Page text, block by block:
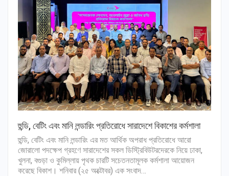
হুন্ডি, বেটিং এবং মানি লন্ডারিং প্রতিরোধে সারাদেশে বিকাশের কর্মশালা
হুন্ডি, বেটিং এবং মানি লন্ডারিং এর মত আর্থিক অপরাধ প্রতিরোধে আরো
জোরালো পদক্ষেপ গ্রহণে সারাদেশের সকল ডিস্ট্রিবিউটরদেরকে নিয়ে ঢাকা,
খুলনা, বগুড়া ও কুমিল্লায় পৃথক চারটি সচেতনতামূলক কর্মশালা আয়োজন
করেছে বিকাশ। শনিবার (২৫ অক্টোবর) এক সংবাদ…